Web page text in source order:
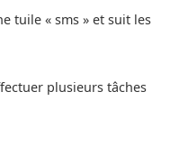
tuile « sms » et suit les
plusieurs tâches